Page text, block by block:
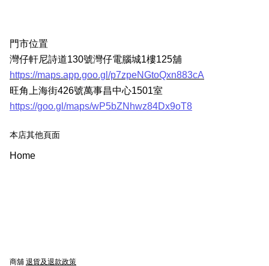
門市位置
灣仔軒尼詩道130號灣仔電腦城1樓125舖
https://maps.app.goo.gl/p7zpeNGtoQxn883cA
旺角上海街426號萬事昌中心1501室
https://goo.gl/maps/wP5bZNhwz84Dx9oT8
本店其他頁面
Home
商舖 退貨及退款政策